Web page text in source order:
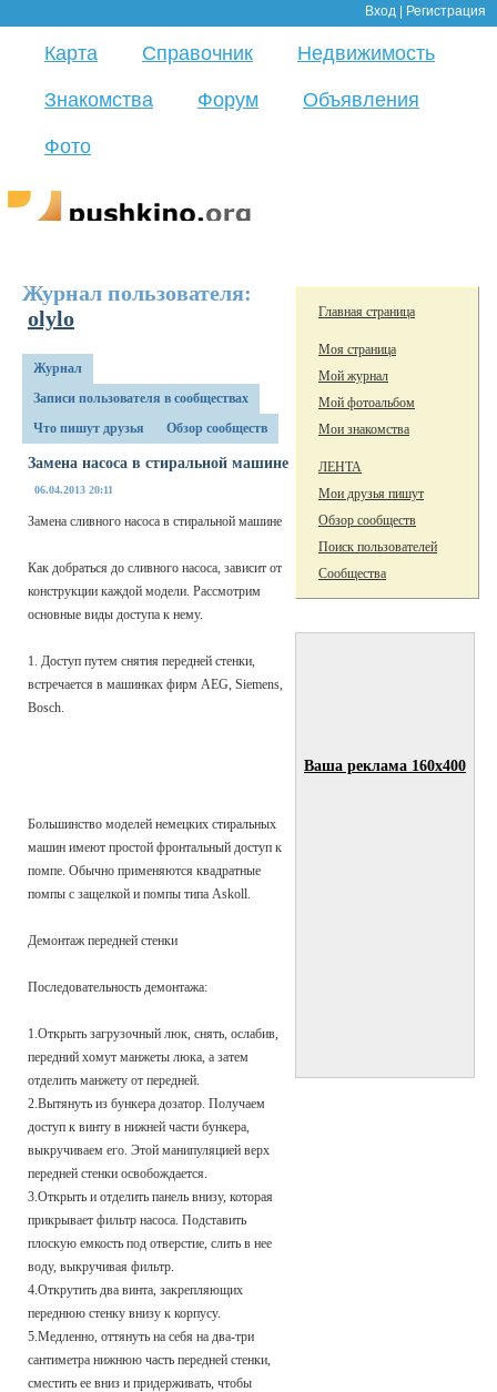
Вход Регистрация
Карта Справочник Недвижимость
Знакомства Форум Объявления
Фото
Журнал пользователя:
olylo
Журнал
Записи пользователя в сообществах
Что пишут друзья
Обзор сообществ
Замена насоса в стиральной машине
06.04.2013 20:11
Замена сливного насоса в стиральной машине
Как добраться до сливного насоса, зависит от
конструкции каждой модели. Рассмотрим
основные виды доступа к нему.
1. Доступ путем снятия передней стенки,
встречается в машинках фирм AEG, Siemens,
Bosch.
Большинство моделей немецких стиральных
машин имеют простой фронтальный доступ к
помпе. Обычно применяются квадратные
помпы с защелкой и помпы типа Askoll.
Демонтаж передней стенки
Последовательность демонтажа:
1.Открыть загрузочный люк, снять, ослабив,
передний хомут манжеты люка, а затем
отделить манжету от передней.
2.Вытянуть из бункера дозатор. Получаем
доступ к винту в нижней части бункера,
выкручиваем его. Этой манипуляцией верх
передней стенки освобождается.
3.Открыть и отделить панель внизу, которая
прикрывает фильтр насоса. Подставить
плоскую емкость под отверстие, слить в нее
воду, выкручивая фильтр.
4.Открутить два винта, закрепляющих
переднюю стенку внизу к корпусу.
5.Медленно, оттянуть на себя на два-три
сантиметра нижнюю часть передней стенки,
сместить ее вниз и придерживать, чтобы
Главная страница
Моя страница
Мой журнал
Мой фотоальбом
Мои знакомства
ЛЕНТА
Мои друзья пишут
Обзор сообществ
Поиск пользователей
Сообщества
Ваша реклама 160x400